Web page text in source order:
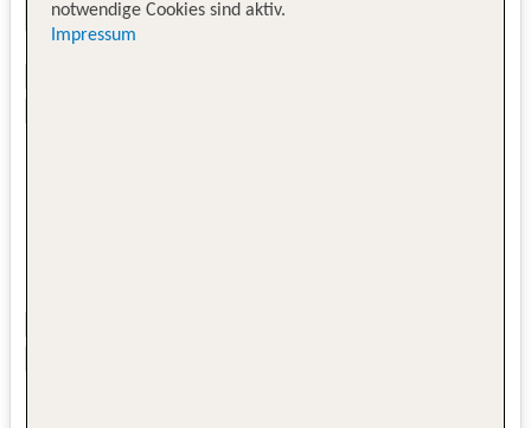
notwendige Cookies sind aktiv.
Impressum